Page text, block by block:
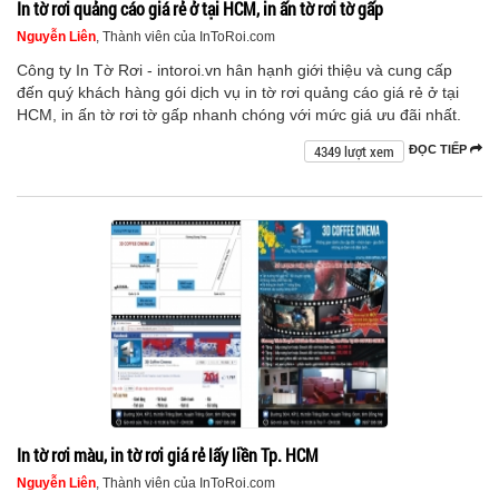
In tờ rơi quảng cáo giá rẻ ở tại HCM, in ấn tờ rơi tờ gấp
Nguyễn Liên , Thành viên của InToRoi.com
Công ty In Tờ Rơi - intoroi.vn hân hạnh giới thiệu và cung cấp
đến quý khách hàng gói dịch vụ in tờ rơi quảng cáo giá rẻ ở tại
HCM, in ấn tờ rơi tờ gấp nhanh chóng với mức giá ưu đãi nhất.
ĐỌC TIẾP
4349 lượt xem
In tờ rơi màu, in tờ rơi giá rẻ lấy liền Tp. HCM
Nguyễn Liên , Thành viên của InToRoi.com